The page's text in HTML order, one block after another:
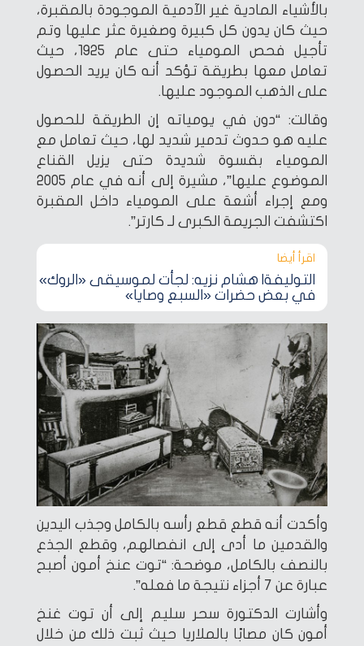
بالأشياء المادية غير الآدمية الموجودة بالمقبرة،
حيث كان يدون كل كبيرة وصغيرة عثر عليها وتم
تأجيل فحص المومياء حتى عام 1925، حيث
تعامل معها بطريقة تؤكد أنه كان يريد الحصول
على الذهب الموجود عليها.
وقالت: “دون في يومياته إن الطريقة للحصول
عليه هو حدوث تدمير شديد لها، حيث تعامل مع
المومياء بقسوة شديدة حتى يزيل القناع
الموضوع عليها”، مشيرة إلى أنه في عام 2005
ومع إجراء أشعة على المومياء داخل المقبرة
اكتشفت الجريمة الكبرى لـ كارتر”.
اقرأ أيضا‎
التوليفة| هشام نزيه: لجأت لموسيقى «الروك»
في بعض حضرات «السبع وصايا»
وأكدت أنه قطع قطع رأسه بالكامل وجذب اليدين
والقدمين ما أدى إلى انفصالهم، وقطع الجذع
بالنصف بالكامل، موضحة: “توت عنخ أمون أصبح
عبارة عن 7 أجزاء نتيجة ما فعله”.
وأشارت الدكتورة سحر سليم إلى أن توت غنخ
أمون كان مصابًا بالملاريا حيث ثبت ذلك من خلال